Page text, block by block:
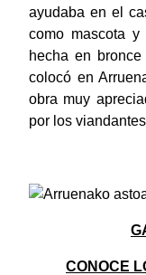
ayudaba en el
como mascota
hecha en
colocó en
obra muy
por los
CONOCE